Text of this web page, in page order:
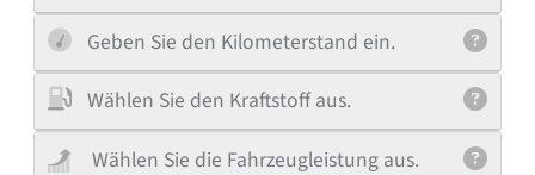
Geben Sie den Kilometerstand ein.
Wählen Sie den Kraftstoff aus.
Wählen Sie die Fahrzeugleistung aus.